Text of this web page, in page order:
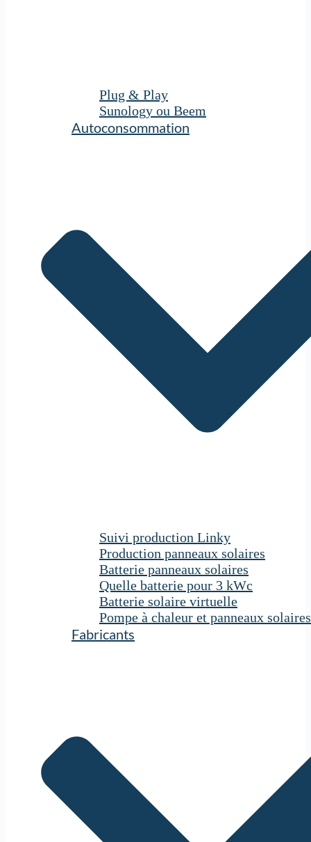
Plug & Play
Sunology ou Beem
Autoconsommation
Suivi production Linky
Production panneaux solaires
Batterie panneaux solaires
Quelle batterie pour 3 kWc
Batterie solaire virtuelle
Pompe à chaleur et panneaux solaires
Fabricants